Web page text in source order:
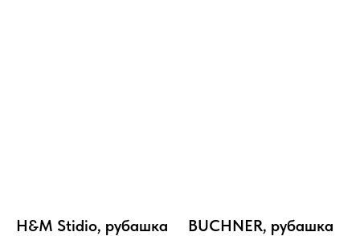
H&M Stidio, рубашка BUCHNER, рубашка